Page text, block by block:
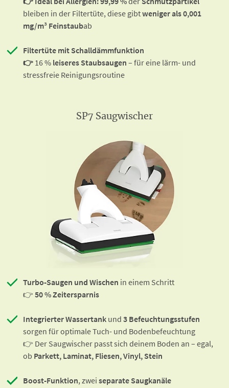
bleiben in der Filtertüte, diese gibtweniger als 0,001
mg/m³ Feinstaubab
Filtertüte mit Schalldämmfunktion
👉 16 % leiseres Staubsaugen – für eine lärm- und
stressfreie Reinigungsroutine
SP7 Saugwischer
Turbo-Saugen und Wischen in einem Schritt
👉 50 % Zeitersparnis
Integrierter Wassertank und 3 Befeuchtungs­stufen
sorgen für optimale Tuch- und Boden­befeuchtung
👉 Der Saugwischer passt sich deinem Boden an – egal,
ob Parkett, Laminat, Fliesen, Vinyl, Stein
Boost-Funktion, zwei separate Saugkanäle